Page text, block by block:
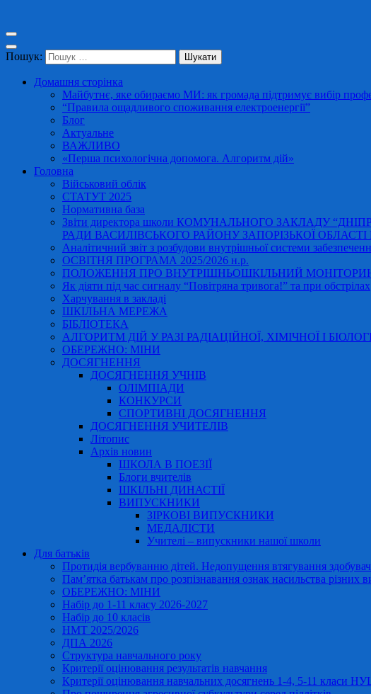
Пошук:
Домашня сторінка
Майбутнє, яке обираємо МИ: як громада підтримує вибір
“Правила ощадливого споживання електроенергії”
Блог
Актуальне
ВАЖЛИВО
«Перша психологічна допомога. Алгоритм дій»
Головна
Військовий облік
СТАТУТ 2025
Нормативна база
Звіти директора школи КОМУНАЛЬНОГО ЗАКЛАДУ
РАДИ ВАСИЛІВСЬКОГО РАЙОНУ ЗАПОРІЗЬКОЇ ОБЛАСТІ
Аналітичний звіт з розбудови внутрішньої системи
ОСВІТНЯ ПРОГРАМА 2025/2026 н.р.
ПОЛОЖЕННЯ ПРО ВНУТРІШНЬОШКІЛЬНИЙ
Як діяти під час сигналу “Повітряна тривога!” та при обстрілах
Харчування в закладі
ШКІЛЬНА МЕРЕЖА
БІБЛІОТЕКА
АЛГОРИТМ ДІЙ У РАЗІ РАДІАЦІЙНОЇ, ХІМІЧНОЇ І
ОБЕРЕЖНО: МІНИ
ДОСЯГНЕННЯ
ДОСЯГНЕННЯ УЧНІВ
ОЛІМПІАДИ
КОНКУРСИ
СПОРТИВНІ ДОСЯГНЕННЯ
ДОСЯГНЕННЯ УЧИТЕЛІВ
Літопис
Архів новин
ШКОЛА В ПОЕЗІЇ
Блоги вчителів
ШКІЛЬНІ ДИНАСТІЇ
ВИПУСКНИКИ
ЗІРКОВІ ВИПУСКНИКИ
МЕДАЛІСТИ
Учителі – випускники нашої школи
Для батьків
Протидія вербуванню дітей. Недопущення втягування
Пам’ятка батькам про розпізнавання ознак насильства різних
ОБЕРЕЖНО: МІНИ
Набір до 1-11 класу 2026-2027
Набір до 10 класів
НМТ 2025/2026
ДПА 2026
Структура навчального року
Критерії оцінювання результатів навчання
Критерії оцінювання навчальних досягнень 1-4, 5-11 класи